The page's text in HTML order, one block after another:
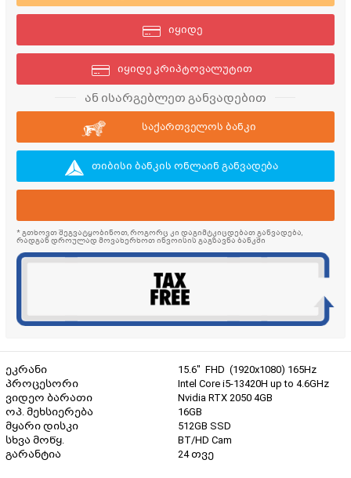
იყიდე
იყიდე კრიპტოვალუტით
ან ისარგებლეთ განვადებით
საქართველოს ბანკი
თიბისი ბანკის ონლაინ განვადება
* გთხოვთ შეგვატყობინოთ, როგორც კი დაგიმტკიცდებათ განვადება,
რადგან დროულად მოვახერხოთ ინვოისის გაგზავნა ბანკში
ეკრანი
15.6" FHD (1920x1080) 165Hz
პროცესორი
Intel Core i5-13420H up to 4.6GHz
ვიდეო ბარათი
Nvidia RTX 2050 4GB
ოპ. მეხსიერება
16GB
მყარი დისკი
512GB SSD
სხვა მოწყ.
BT/HD Cam
გარანტია
24 თვე